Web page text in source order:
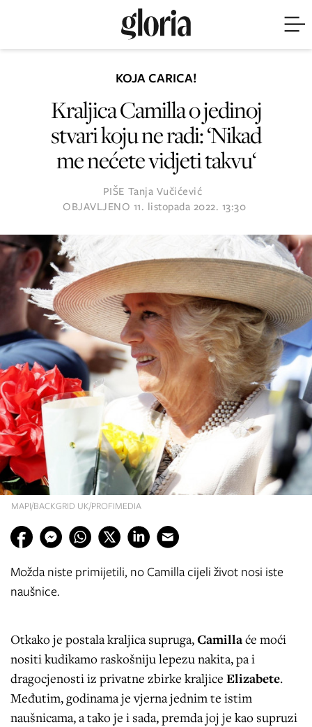
MAPI/BACKGRID UK/PROFIMEDIA
KOJA CARICA!
Kraljica Camilla o jedinoj
stvari koju ne radi: ‘Nikad
me nećete vidjeti takvu‘
PIŠE Tanja Vučićević
OBJAVLJENO 11. listopada 2022. 13:30
Možda niste primijetili, no Camilla cijeli život nosi iste
naušnice.
Otkako je postala kraljica supruga,Camillaće moći
nositi kudikamo raskošniju lepezu nakita, pa i
dragocjenosti iz privatne zbirke kraljice Elizabete.
Međutim, godinama je vjerna jednim te istim
naušnicama, a tako je i sada, premda joj je kao supruzi